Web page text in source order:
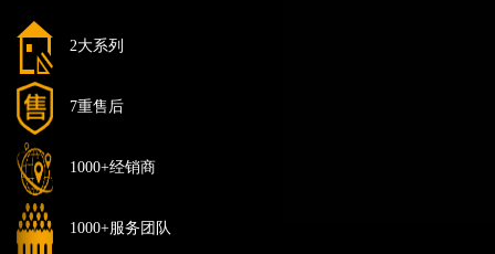
2大系列
7重售后
1000+经销商
1000+服务团队